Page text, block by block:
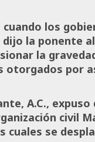
los
la ponente
la
otorgados por
A.C.,
civil
se